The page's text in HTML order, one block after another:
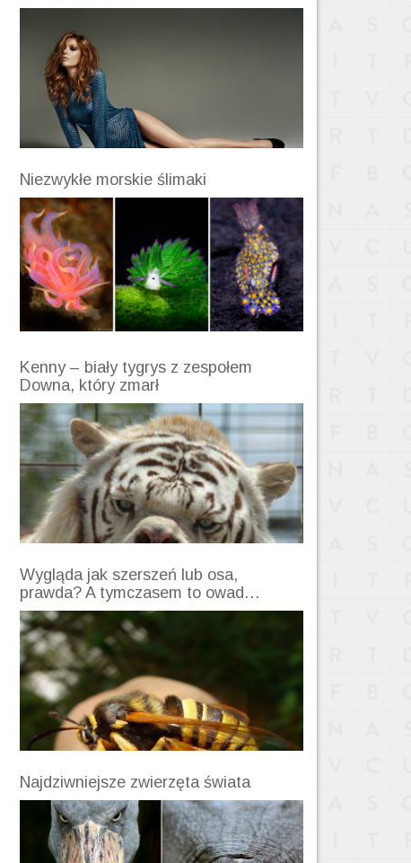
Niezwykłe morskie ślimaki
Kenny – biały tygrys z zespołem
Downa, który zmarł
Wygląda jak szerszeń lub osa,
prawda? A tymczasem to owad…
Najdziwniejsze zwierzęta świata